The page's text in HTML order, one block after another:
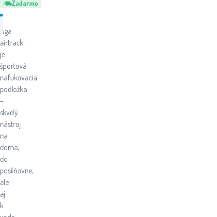
Zadarmo
Aga
airtrack
je
športová
nafukovacia
podložka
-
skvelý
nástroj
na
doma,
do
posilňovne,
ale
aj
k